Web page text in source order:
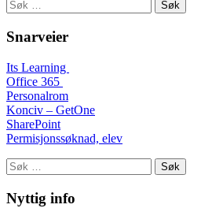
Søk
etter:
Snarveier
Its Learning
Office 365
Personalrom
Konciv – GetOne
SharePoint
Permisjonssøknad, elev
Søk
etter:
Nyttig info